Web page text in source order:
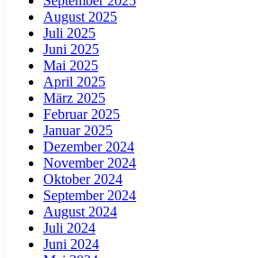
August 2025
Juli 2025
Juni 2025
Mai 2025
April 2025
März 2025
Februar 2025
Januar 2025
Dezember 2024
November 2024
Oktober 2024
September 2024
August 2024
Juli 2024
Juni 2024